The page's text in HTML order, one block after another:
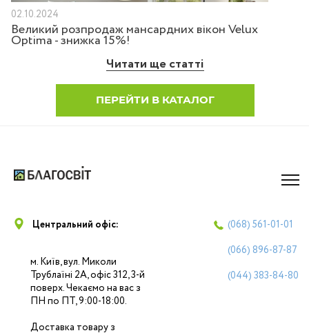
02.10.2024
Великий розпродаж мансардних вікон Velux
Optima - знижка 15%!
Читати ще статті
ПЕРЕЙТИ В КАТАЛОГ
Центральний офіс:
м. Київ, вул. Миколи
Трублаїні 2А, офіс 312, 3-й
поверх. Чекаємо на вас з
ПН по ПТ, 9:00-18:00.
Доставка товару з
(068) 561-01-01
(066) 896-87-87
(044) 383-84-80